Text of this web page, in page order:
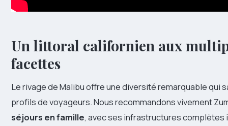
Un littoral californien aux
facettes
Le rivage de Malibu offre une diversité remarquable qui
profils de voyageurs. Nous recommandons vivement
séjours en famille, avec ses infrastructures complètes